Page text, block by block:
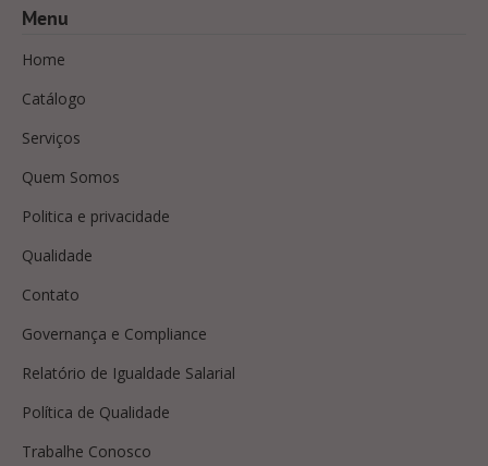
Menu
Home
Catálogo
Serviços
Quem Somos
Politica e privacidade
Qualidade
Contato
Governança e Compliance
Relatório de Igualdade Salarial
Política de Qualidade
Trabalhe Conosco